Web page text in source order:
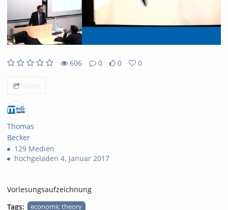
606
0
0
0
Share
Thomas
Becker
129 Medien
hochgeladen 4. Januar 2017
Vorlesungsaufzeichnung
Tags:
economic theory